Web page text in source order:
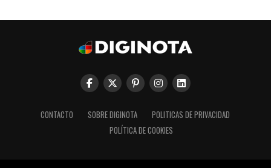
CONTACTO SOBRE DIGINOTA
POLITICAS DE PRIVACIDAD
POLÍTICA DE COOKIES